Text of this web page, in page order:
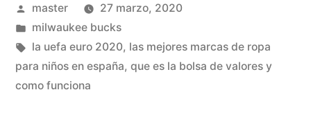
bucks»
Publicado
por
master
27 marzo, 2020
Publicado
en
milwaukee bucks
Etiquetas:
la uefa euro 2020, las mejores marcas de ropa
para niños en españa, que es la bolsa de valores y
como funciona